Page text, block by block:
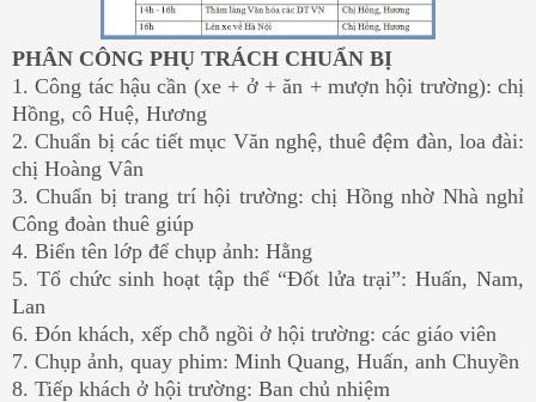
PHÂN CÔNG PHỤ TRÁCH CHUẨN BỊ
1. Công tác hậu cần (xe + ở + ăn + mượn hội trường): chị
Hồng, cô Huệ, Hương
2. Chuẩn bị các tiết mục Văn nghệ, thuê đệm đàn, loa đài:
chị Hoàng Vân
3. Chuẩn bị trang trí hội trường: chị Hồng nhờ Nhà nghỉ
Công đoàn thuê giúp
4. Biển tên lớp để chụp ảnh: Hằng
5. Tổ chức sinh hoạt tập thể “Đốt lửa trại”: Huấn, Nam,
Lan
6. Đón khách, xếp chỗ ngồi ở hội trường: các giáo viên
7. Chụp ảnh, quay phim: Minh Quang, Huấn, anh Chuyền
8. Tiếp khách ở hội trường: Ban chủ nhiệm